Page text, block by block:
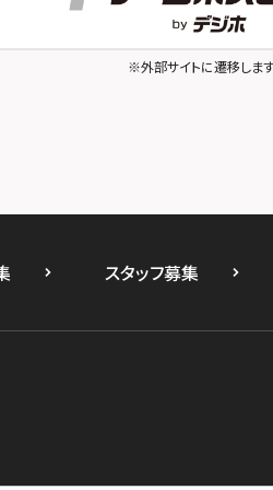
※外部サイトに遷移しま
スタッフ募集